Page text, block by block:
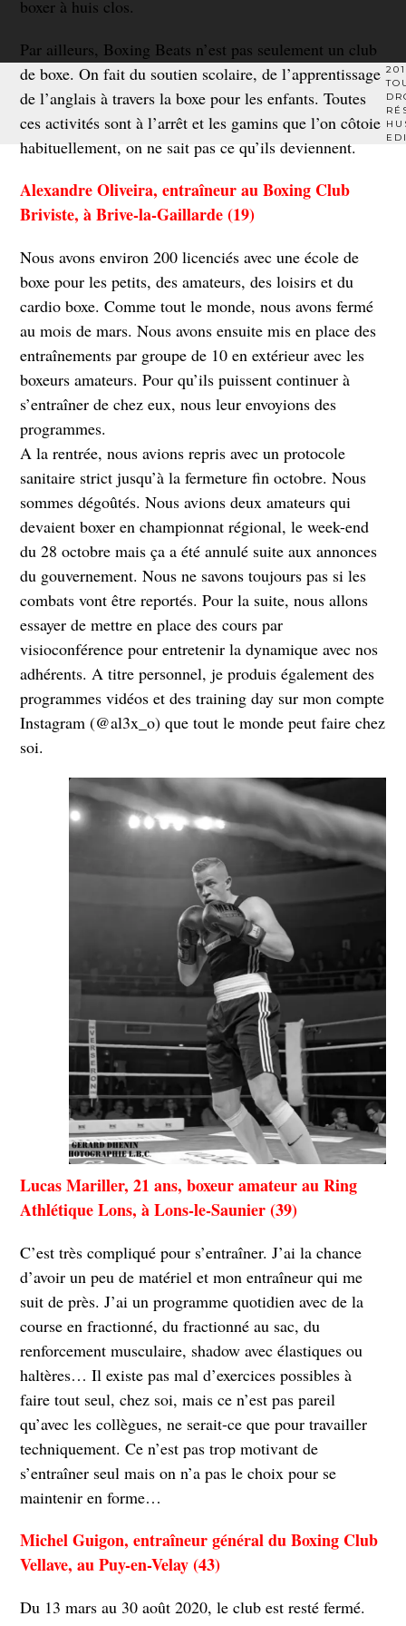
boxer à huis clos.
Par ailleurs, Boxing Beats n’est pas seulement un club
de boxe. On fait du soutien scolaire, de l’apprentissage
de l’anglais à travers la boxe pour les enfants. Toutes
ces activités sont à l’arrêt et les gamins que l’on côtoie
habituellement, on ne sait pas ce qu’ils deviennent.
Alexandre Oliveira, entraîneur au Boxing Club
Briviste, à Brive-la-Gaillarde (19)
Nous avons environ 200 licenciés avec une école de
boxe pour les petits, des amateurs, des loisirs et du
cardio boxe. Comme tout le monde, nous avons fermé
au mois de mars. Nous avons ensuite mis en place des
entraînements par groupe de 10 en extérieur avec les
boxeurs amateurs. Pour qu’ils puissent continuer à
s’entraîner de chez eux, nous leur envoyions des
programmes.
A la rentrée, nous avions repris avec un protocole
sanitaire strict jusqu’à la fermeture fin octobre. Nous
sommes dégoûtés. Nous avions deux amateurs qui
devaient boxer en championnat régional, le week-end
du 28 octobre mais ça a été annulé suite aux annonces
du gouvernement. Nous ne savons toujours pas si les
combats vont être reportés. Pour la suite, nous allons
essayer de mettre en place des cours par
visioconférence pour entretenir la dynamique avec nos
adhérents. A titre personnel, je produis également des
programmes vidéos et des training day sur mon compte
Instagram (@al3x_o) que tout le monde peut faire chez
soi.
Lucas Mariller, 21 ans, boxeur amateur au Ring
Athlétique Lons, à Lons-le-Saunier (39)
C’est très compliqué pour s’entraîner. J’ai la chance
d’avoir un peu de matériel et mon entraîneur qui me
suit de près. J’ai un programme quotidien avec de la
course en fractionné, du fractionné au sac, du
renforcement musculaire, shadow avec élastiques ou
haltères… Il existe pas mal d’exercices possibles à
faire tout seul, chez soi, mais ce n’est pas pareil
qu’avec les collègues, ne serait-ce que pour travailler
techniquement. Ce n’est pas trop motivant de
s’entraîner seul mais on n’a pas le choix pour se
maintenir en forme…
Michel Guigon, entraîneur général du Boxing Club
Vellave, au Puy-en-Velay (43)
Du 13 mars au 30 août 2020, le club est resté fermé.